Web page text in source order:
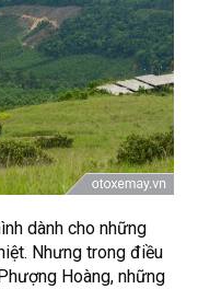
dành cho những
Nhưng trong điều
Hoàng, những